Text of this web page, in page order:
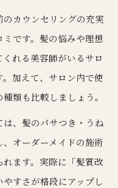
カウンセリングの充実
です。髪の悩みや理想
れる美容師がいるサロ
加えて、サロン内で使
類も比較しましょう。
、髪のパサつき・うね
オーダーメイドの施術
ます。実際に「髪質改
すさが格段にアップし